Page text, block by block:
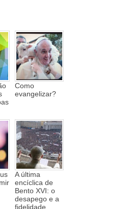
Como
evangelizar?
A última
encíclica de
Bento XVI: o
desapego e a
fidelidade